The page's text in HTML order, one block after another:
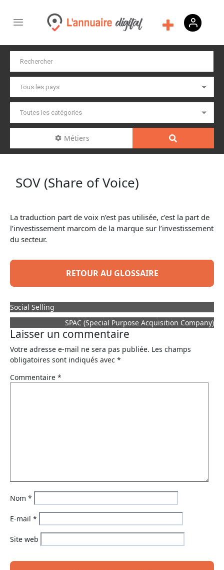
Métiers
SOV (Share of Voice)
La traduction part de voix n’est pas utilisée, c’est la part de
l’investissement marcom de la marque sur l’investissement
du secteur.
RETOUR AU GLOSSAIRE
Social Selling
SPAC (Special Purpose Acquisition Company)
Laisser un commentaire
Votre adresse e-mail ne sera pas publiée. Les champs
obligatoires sont indiqués avec *
Commentaire *
Nom *
E-mail *
Site web